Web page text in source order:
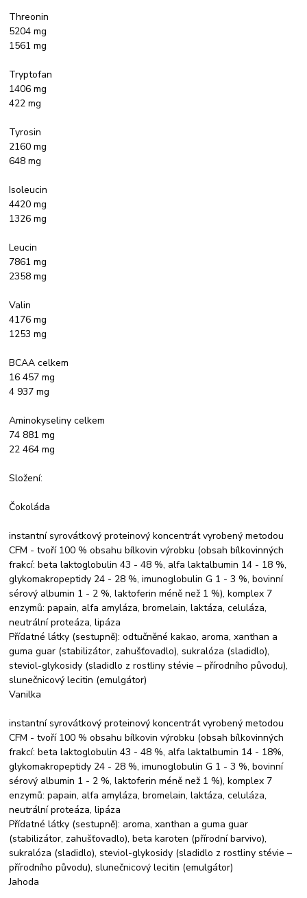
Threonin
5204 mg
1561 mg
Tryptofan
1406 mg
422 mg
Tyrosin
2160 mg
648 mg
Isoleucin
4420 mg
1326 mg
Leucin
7861 mg
2358 mg
Valin
4176 mg
1253 mg
BCAA celkem
16 457 mg
4 937 mg
Aminokyseliny celkem
74 881 mg
22 464 mg
Složení:
Čokoláda
instantní syrovátkový proteinový koncentrát vyrobený metodou
CFM - tvoří 100 % obsahu bílkovin výrobku (obsah bílkovinných
frakcí: beta laktoglobulin 43 - 48 %, alfa laktalbumin 14 - 18 %,
glykomakropeptidy 24 - 28 %, imunoglobulin G 1 - 3 %, bovinní
sérový albumin 1 - 2 %, laktoferin méně než 1 %), komplex 7
enzymů: papain, alfa amyláza, bromelain, laktáza, celuláza,
neutrální proteáza, lipáza
Přídatné látky (sestupně): odtučněné kakao, aroma, xanthan a
guma guar (stabilizátor, zahušťovadlo), sukralóza (sladidlo),
steviol-glykosidy (sladidlo z rostliny stévie – přírodního původu),
slunečnicový lecitin (emulgátor)
Vanilka
instantní syrovátkový proteinový koncentrát vyrobený metodou
CFM - tvoří 100 % obsahu bílkovin výrobku (obsah bílkovinných
frakcí: beta laktoglobulin 43 - 48 %, alfa laktalbumin 14 - 18%,
glykomakropeptidy 24 - 28 %, imunoglobulin G 1 - 3 %, bovinní
sérový albumin 1 - 2 %, laktoferin méně než 1 %), komplex 7
enzymů: papain, alfa amyláza, bromelain, laktáza, celuláza,
neutrální proteáza, lipáza
Přídatné látky (sestupně): aroma, xanthan a guma guar
(stabilizátor, zahušťovadlo), beta karoten (přírodní barvivo),
sukralóza (sladidlo), steviol-glykosidy (sladidlo z rostliny stévie –
přírodního původu), slunečnicový lecitin (emulgátor)
Jahoda